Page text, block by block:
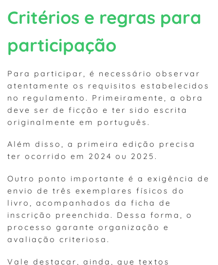
Critérios e regras para
participação
Para participar, é necessário observar
atentamente os requisitos estabelecidos
no regulamento. Primeiramente, a obra
deve ser de ficção e ter sido escrita
originalmente em português.
Além disso, a primeira edição precisa
ter ocorrido em 2024 ou 2025.
Outro ponto importante é a exigência de
envio de três exemplares físicos do
livro, acompanhados da ficha de
inscrição preenchida. Dessa forma, o
processo garante organização e
avaliação criteriosa.
Vale destacar, ainda, que textos